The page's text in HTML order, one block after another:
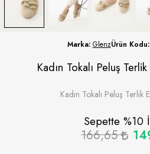
Marka: GlenzÜrün Kodu:
Kadın Tokalı Peluş
Kadın Tokalı Peluş Terlik
Sepette %10
166,65